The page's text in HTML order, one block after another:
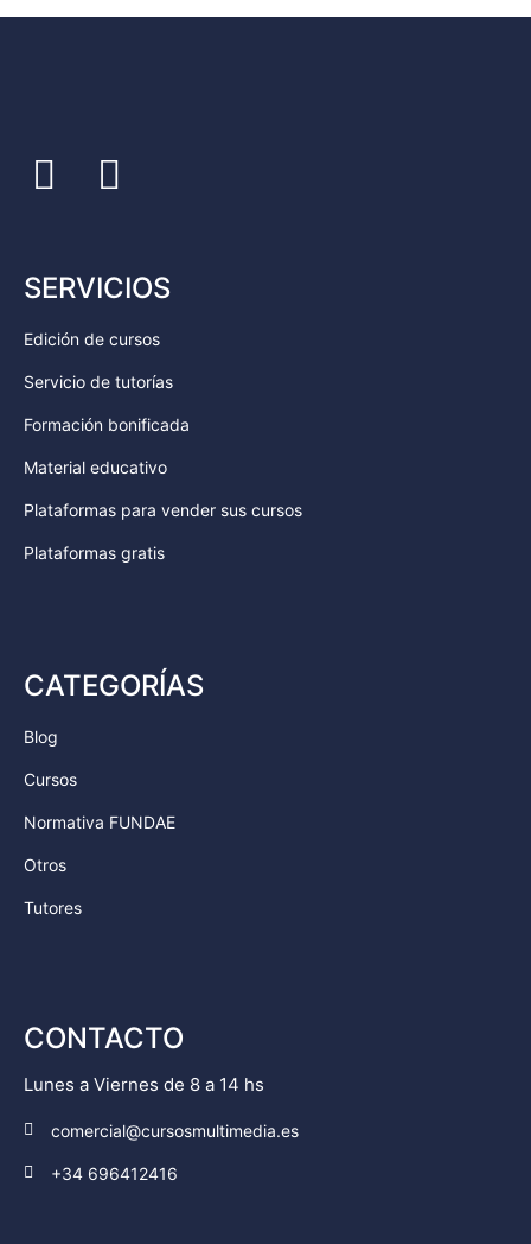
SERVICIOS
Edición de cursos
Servicio de tutorías
Formación bonificada
Material educativo
Plataformas para vender sus cursos
Plataformas gratis
CATEGORÍAS
Blog
Cursos
Normativa FUNDAE
Otros
Tutores
CONTACTO
Lunes a Viernes de 8 a 14 hs
comercial@cursosmultimedia.es
+34 696412416